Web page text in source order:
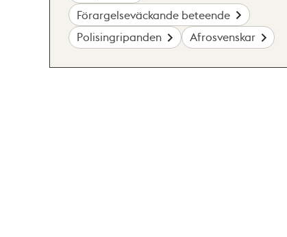
Förargelseväckande beteende
Polisingripanden
Afrosvenskar